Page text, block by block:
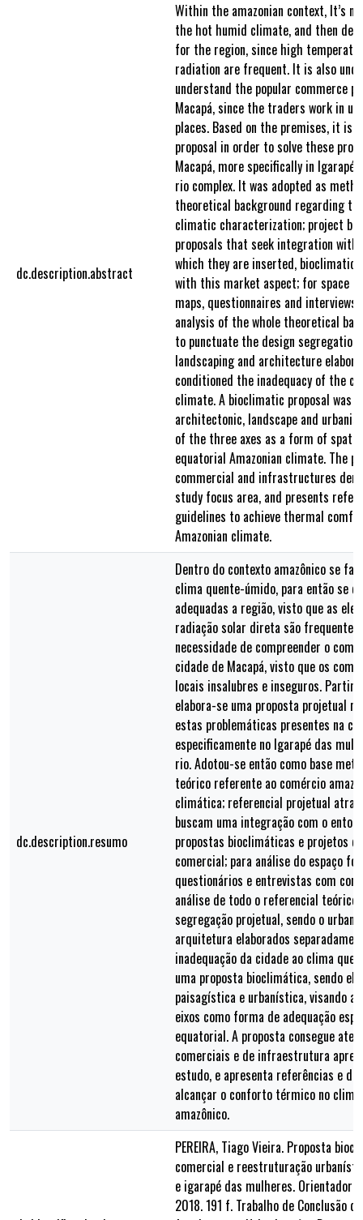
dc.description.abstract
Within the amazonian context, It’s
the hot humid climate, and then
for the region, since high
radiation are frequent. It is also
understand the popular commerce
Macapá, since the traders work in
places. Based on the premises, it is
proposal in order to solve these
Macapá, more specifically in Igarapé
rio complex. It was adopted as
theoretical background regarding
climatic characterization; project
proposals that seek integration
which they are inserted, bioclimatic
with this market aspect; for space
maps, questionnaires and
analysis of the whole theoretical
to punctuate the design
landscaping and architecture
conditioned the inadequacy of the
climate. A bioclimatic proposal was
architectonic, landscape and
of the three axes as a form of
equatorial Amazonian climate. The
commercial and infrastructures
study focus area, and presents
guidelines to achieve thermal
Amazonian climate.
dc.description.resumo
Dentro do contexto amazônico se
clima quente-úmido, para então se
adequadas a região, visto que as
radiação solar direta são
necessidade de compreender o
cidade de Macapá, visto que os
locais insalubres e inseguros.
elabora-se uma proposta projetual
estas problemáticas presentes na
especificamente no Igarapé das
rio. Adotou-se então como base
teórico referente ao comércio
climática; referencial projetual
buscam uma integração com o
propostas bioclimáticas e projetos
comercial; para análise do espaço
questionários e entrevistas com
análise de todo o referencial
segregação projetual, sendo o
arquitetura elaborados
inadequação da cidade ao clima
uma proposta bioclimática, sendo
paisagística e urbanística, visando
eixos como forma de adequação
equatorial. A proposta consegue
comerciais e de infraestrutura
estudo, e apresenta referências e
alcançar o conforto térmico no
amazônico.
PEREIRA, Tiago Vieira. Proposta
comercial e reestruturação
e igarapé das mulheres.
2018. 191 f. Trabalho de Conclusão